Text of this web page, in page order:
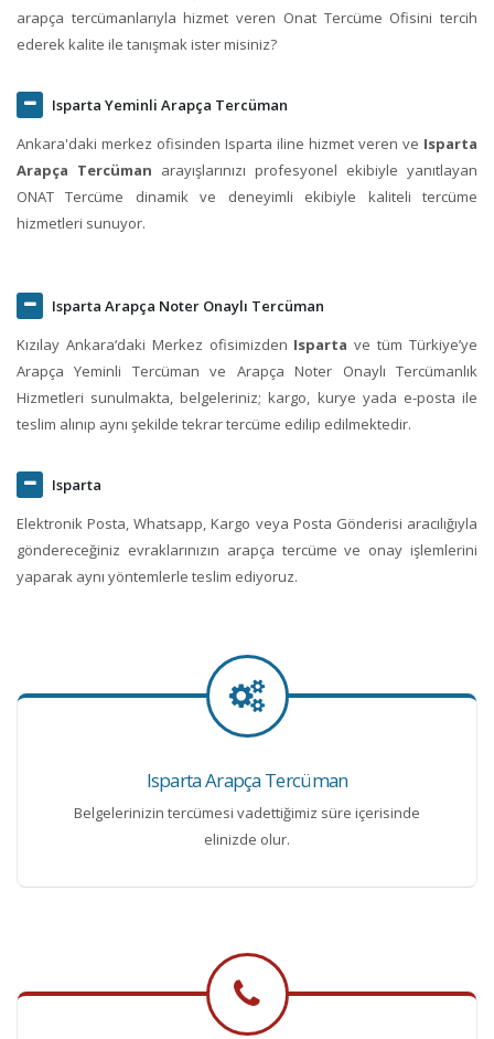
arapça tercümanlarıyla hizmet veren Onat Tercüme Ofisini tercih
ederek kalite ile tanışmak ister misiniz?
Isparta Yeminli Arapça Tercüman
Ankara'daki merkez ofisinden Isparta iline hizmet veren ve Isparta
Arapça Tercüman arayışlarınızı profesyonel ekibiyle yanıtlayan
ONAT Tercüme dinamik ve deneyimli ekibiyle kaliteli tercüme
hizmetleri sunuyor.
Isparta Arapça Noter Onaylı Tercüman
Kızılay Ankara‘daki Merkez ofisimizden Isparta ve tüm Türkiye’ye
Arapça Yeminli Tercüman ve Arapça Noter Onaylı Tercümanlık
Hizmetleri sunulmakta, belgeleriniz; kargo, kurye yada e-posta ile
teslim alınıp aynı şekilde tekrar tercüme edilip edilmektedir.
Isparta
Elektronik Posta, Whatsapp, Kargo veya Posta Gönderisi aracılığıyla
göndereceğiniz evraklarınızın arapça tercüme ve onay işlemlerini
yaparak aynı yöntemlerle teslim ediyoruz.
Isparta Arapça Tercüman
Belgelerinizin tercümesi vadettiğimiz süre içerisinde
elinizde olur.